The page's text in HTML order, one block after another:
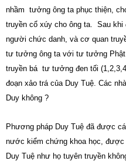
nhầm tưởng ông ta phục thiện,
truyền cổ xúy cho ông ta. Sau
người chức danh, và cơ quan
tư tưởng ông ta với tư tưởng Phật
truyền bá tư tưởng đen tối
đoạn xảo trá của Duy Tuệ. Các
Duy không ?
Phương pháp Duy Tuệ đã được
nước kiểm chứng khoa học, được
Duy Tuệ như họ tuyên truyền